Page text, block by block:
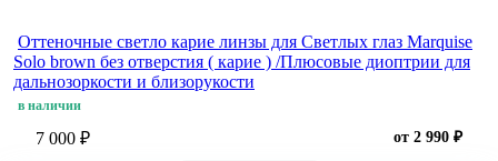
Оттеночные светло карие линзы для Светлых глаз Marquise
Solo brown без отверстия ( карие ) /Плюсовые диоптрии для
дальнозоркости и близорукости
в наличии
7 000 ₽ от 2 990 ₽